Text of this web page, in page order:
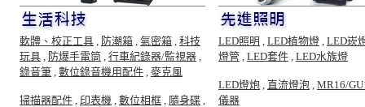
軟體、校正工具 , 防潮箱 , 氣密箱 , 科技
玩具 , 防爆手電筒 , 行車紀錄器/監視器 ,
錄音筆 , 數位錄音機用配件 , 麥克風
掃描器配件 , 印表機 , 數位相框 , 隨身碟 ,
LED照明 , LED植物燈 , LED崁
燈管 , LED套件 , LED水族燈
LED燈炮 , 直流燈泡 , MR16/
儀器